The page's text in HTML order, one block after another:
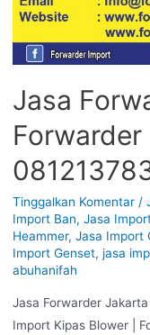
Jasa
Forwarder
Tinggalkan Komentar /
Import Ban, Jasa
Heammer, Jasa Import
Import Genset, jasa
abuhanifah
Jasa Forwarder
Import Kipas Blower |